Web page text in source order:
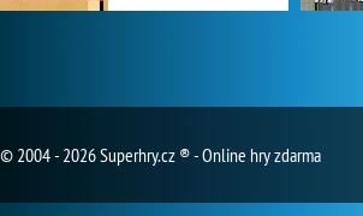
© 2004 - 2026 Superhry.cz ® - Online hry zdarma